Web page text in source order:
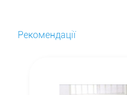
Рекомендації